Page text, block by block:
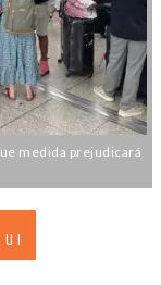
medida prejudicará